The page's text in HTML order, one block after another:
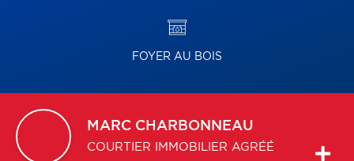
FOYER AU BOIS
MARC CHARBONNEAU
COURTIER IMMOBILIER AGRÉÉ